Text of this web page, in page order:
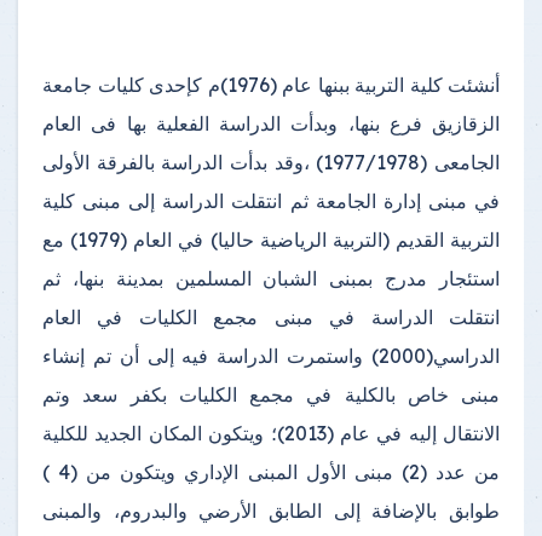
أنشئت كلية التربية ببنها عام (1976)م كإحدى كليات جامعة
الزقازيق فرع بنها، وبدأت الدراسة الفعلية بها فى العام
الجامعى (1977/1978) ،وقد بدأت الدراسة بالفرقة الأولى
في مبنى إدارة الجامعة ثم انتقلت الدراسة إلى مبنى كلية
التربية القديم (التربية الرياضية حاليا) في العام (1979) مع
استئجار مدرج بمبنى الشبان المسلمين بمدينة بنها، ثم
انتقلت الدراسة في مبنى مجمع الكليات في العام
الدراسي(2000) واستمرت الدراسة فيه إلى أن تم إنشاء
مبنى خاص بالكلية في مجمع الكليات بكفر سعد وتم
الانتقال إليه في عام (2013)؛ ويتكون المكان الجديد للكلية
من عدد (2) مبنى الأول المبنى الإداري ويتكون من (4 )
طوابق بالإضافة إلى الطابق الأرضي والبدروم، والمبنى